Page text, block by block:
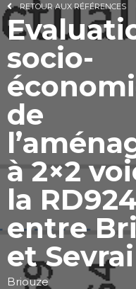
RETOUR AUX RÉFÉRENCES
socio-
de
à 2×2
la
entre
et Sevrai
Briouze